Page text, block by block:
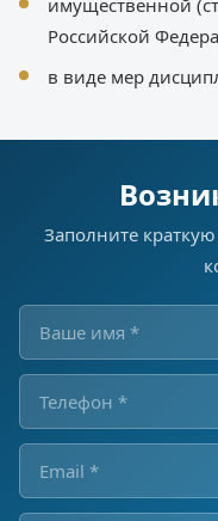
имущественной
Российской
в виде мер
Заполните